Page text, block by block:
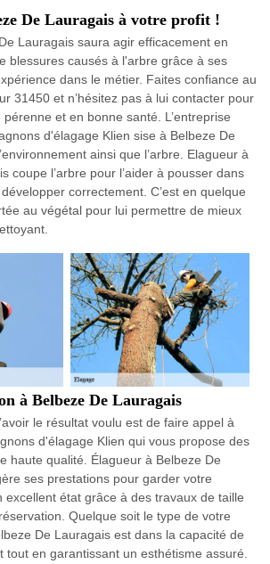
De Lauragais à votre profit !
Lauragais saura agir efficacement en
blessures causés à l'arbre grâce à ses
dans le métier. Faites confiance au
31450 et n’hésitez pas à lui contacter pour
pérenne et en bonne santé. L’entreprise
d'élagage Klien sise à Belbeze De
ainsi que l’arbre. Elagueur à
coupe l’arbre pour l’aider à pousser dans
correctement. C’est en quelque
au végétal pour lui permettre de mieux
à Belbeze De Lauragais
le résultat voulu est de faire appel à
d'élagage Klien qui vous propose des
haute qualité. Élagueur à Belbeze De
ses prestations pour garder votre
excellent état grâce à des travaux de taille
Quelque soit le type de votre
De Lauragais est dans la capacité de
tout en garantissant un esthétisme assuré.